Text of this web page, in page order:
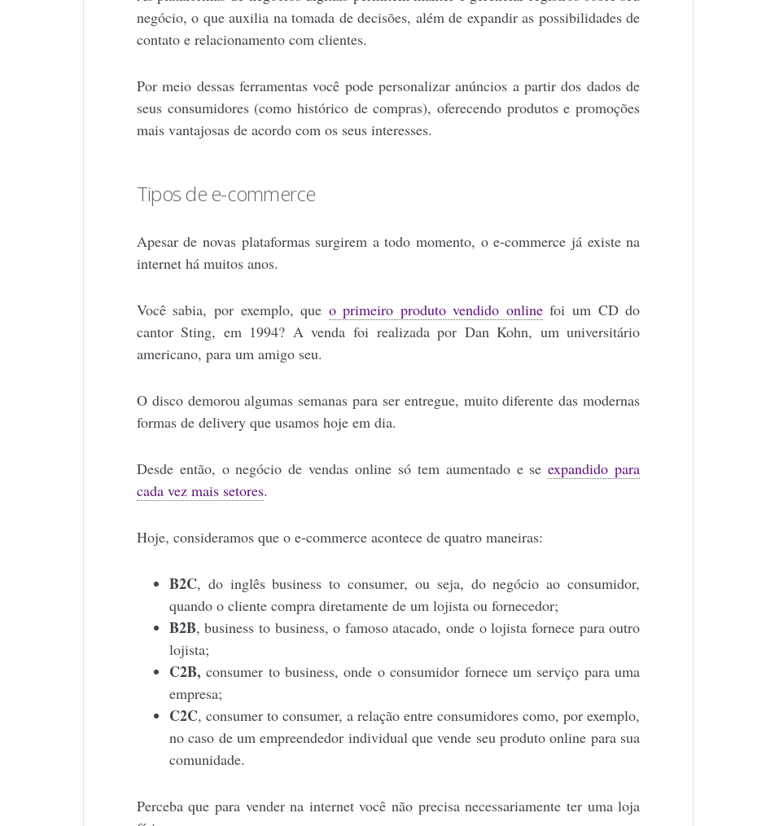
negócio, o que auxilia na tomada de decisões, além de expandir as possibilidades de
contato e relacionamento com clientes.
Por meio dessas ferramentas você pode personalizar anúncios a partir dos dados de
seus consumidores (como histórico de compras), oferecendo produtos e promoções
mais vantajosas de acordo com os seus interesses.
Tipos de e-commerce
Apesar de novas plataformas surgirem a todo momento, o e-commerce já existe na
internet há muitos anos.
Você sabia, por exemplo, que o primeiro produto vendido onlinefoi um CD do
cantor Sting, em 1994? A venda foi realizada por Dan Kohn, um universitário
americano, para um amigo seu.
O disco demorou algumas semanas para ser entregue, muito diferente das modernas
formas de delivery que usamos hoje em dia.
Desde então, o negócio de vendas online só tem aumentado e seexpandido para
cada vez mais setores.
Hoje, consideramos que o e-commerce acontece de quatro maneiras:
B2C, do inglês business to consumer, ou seja, do negócio ao consumidor,
quando o cliente compra diretamente de um lojista ou fornecedor;
B2B, business to business, o famoso atacado, onde o lojista fornece para outro
lojista;
C2B,consumer to business, onde o consumidor fornece um serviço para uma
empresa;
C2C, consumer to consumer, a relação entre consumidores como, por exemplo,
no caso de um empreendedor individual que vende seu produto online para sua
comunidade.
Perceba que para vender na internet você não precisa necessariamente ter uma loja